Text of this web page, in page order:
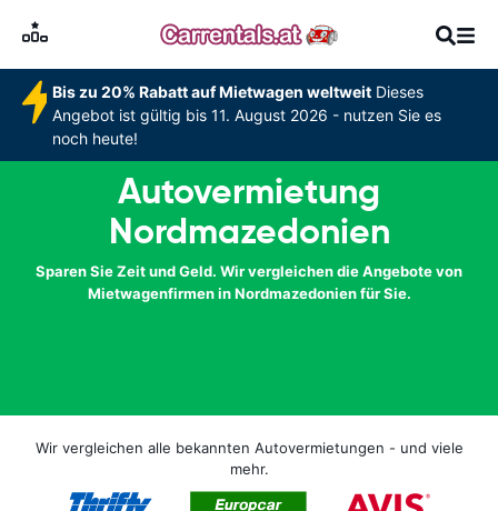
Bis zu 20% Rabatt auf Mietwagen weltweitDieses
Angebot ist gültig bis 11. August 2026 - nutzen Sie es
noch heute!
Autovermietung
Nordmazedonien
Sparen Sie Zeit und Geld. Wir vergleichen die Angebote von
Mietwagenfirmen in Nordmazedonien für Sie.
Wir vergleichen alle bekannten Autovermietungen - und viele
mehr.